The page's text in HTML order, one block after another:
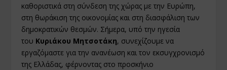
καθοριστικά στη σύνδεση της χώρας με την Ευρώπη,
στη θωράκιση της οικονομίας και στη διασφάλιση των
δημοκρατικών θεσμών. Σήμερα, υπό την ηγεσία
του Κυριάκου Μητσοτάκη, συνεχίζουμε να
εργαζόμαστε για την ανανέωση και τον εκσυγχρονισμό
της Ελλάδας, φέρνοντας στο προσκήνιο